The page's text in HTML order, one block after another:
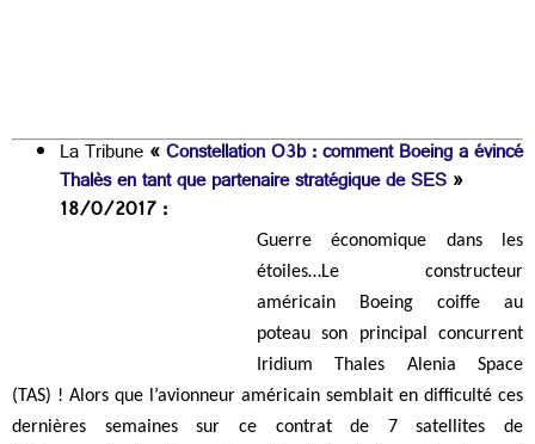
La Tribune«Constellation O3b : comment Boeing a évincé
Thalès en tant que partenaire stratégique de SES»
18/0/2017 :
Guerre économique dans les
étoiles…Le constructeur
américain Boeing coiffe au
poteau son principal concurrent
Iridium Thales Alenia Space
(TAS) ! Alors que l’avionneur américain semblait en difficulté ces
dernières semaines sur ce contrat de 7 satellites de